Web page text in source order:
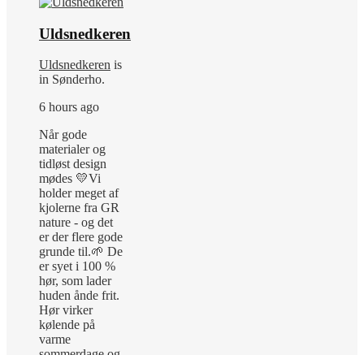
Uldsnedkeren
Uldsnedkeren is
in Sønderho.
6 hours ago
Når gode
materialer og
tidløst design
mødes 💛Vi
holder meget af
kjolerne fra GR
nature - og det
er der flere gode
grunde til.🌱 De
er syet i 100 %
hør, som lader
huden ånde frit.
Hør virker
kølende på
varme